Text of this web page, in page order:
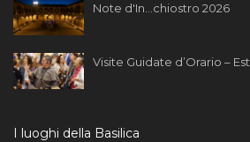
Note d'In...chiostro 2026
Visite Guidate d’Orario –
I luoghi della Basilica